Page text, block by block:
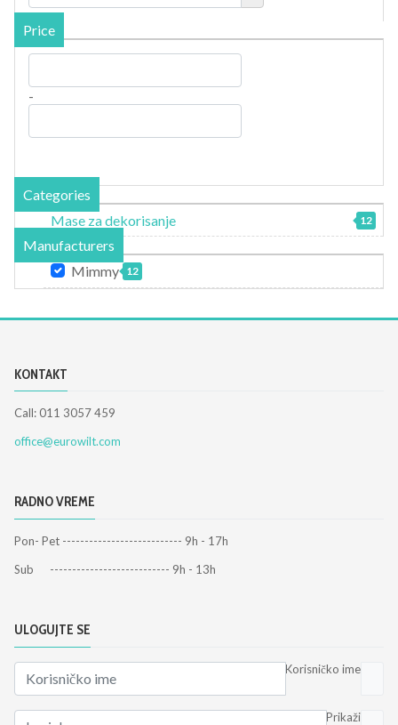
Price
-
Categories
Mase za dekorisanje
12
Manufacturers
Mimmy 12
KONTAKT
Call: 011 3057 459
office@eurowilt.com
RADNO VREME
Pon- Pet --------------------------- 9h - 17h
Sub --------------------------- 9h - 13h
ULOGUJTE SE
Korisničko ime
Prikaži